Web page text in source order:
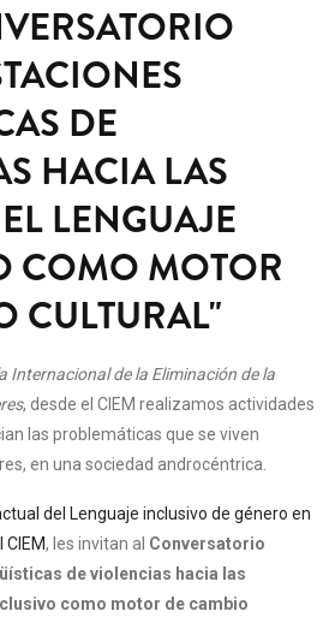
DE
HACIA LAS
LENGUAJE
COMO MOTOR
CULTURAL"
Internacional de la Eliminación de la
, desde el CIEM realizamos actividades
las problemáticas que se viven
en una sociedad androcéntrica.
del Lenguaje inclusivo de género en
CIEM, les invitan al Conversatorio
de violencias hacia las
como motor de cambio